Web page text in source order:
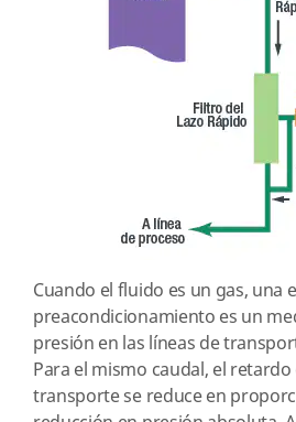
Cuando el fluido es un gas, una
preacondicionamiento es un
presión en las líneas de
Para el mismo caudal, el retardo
transporte se reduce en